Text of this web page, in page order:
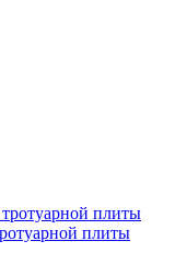
плиты